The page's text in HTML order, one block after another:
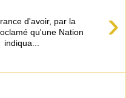
›
d'avoir, par la
qu'une Nation
indiqua...